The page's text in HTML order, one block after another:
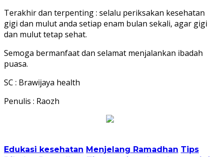
Terakhir dan terpenting : selalu periksakan kesehatan
gigi dan mulut anda setiap enam bulan sekali, agar gigi
dan mulut tetap sehat.
Semoga bermanfaat dan selamat menjalankan ibadah
puasa.
SC : Brawijaya health
Penulis : Raozh
Edukasi kesehatan Menjelang Ramadhan Tips